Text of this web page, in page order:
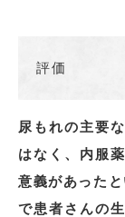
評価
尿もれの主要
はなく、内服
意義があった
で患者さんの